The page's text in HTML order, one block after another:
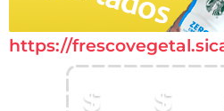
https://